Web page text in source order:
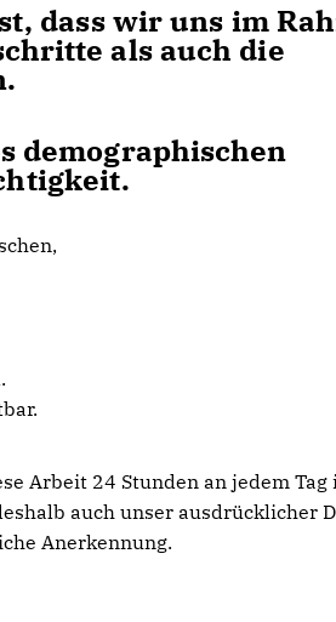
dass wir uns im
als auch die
demographischen
Arbeit 24 Stunden an jedem Tag
auch unser ausdrücklicher
Anerkennung.